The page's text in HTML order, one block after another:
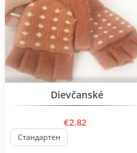
BESTSELLER
Dievčanské
€2.82
Стандартен